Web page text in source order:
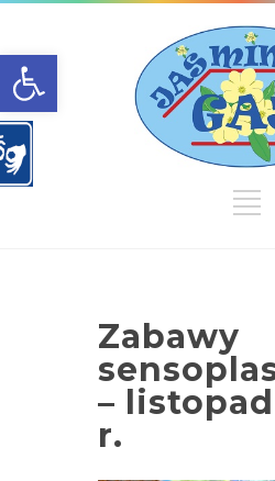
Open toolbar
Zabawy
–
r.